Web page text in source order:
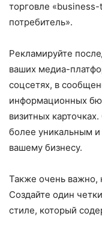
торговле
потребитель».
Рекламируйте
ваших медиа-
соцсетях, в
информационных
визитных
более уникальным
вашему бизнесу.
Также очень важно,
Создайте один
стиле, который